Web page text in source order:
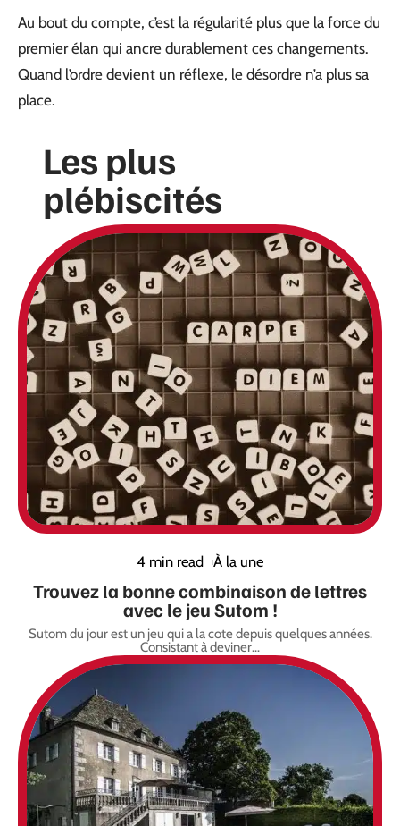
Au bout du compte, c’est la régularité plus que la force du
premier élan qui ancre durablement ces changements.
Quand l’ordre devient un réflexe, le désordre n’a plus sa
place.
Les plus
plébiscités
4 min read À la une
Trouvez la bonne combinaison de lettres
avec le jeu Sutom !
Sutom du jour est un jeu qui a la cote depuis quelques années.
Consistant à deviner…